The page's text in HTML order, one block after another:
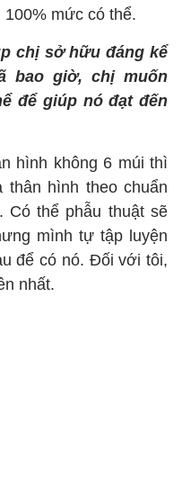
mức có thể.
chị sở hữu đáng kể
bao giờ, chị muốn
để giúp nó đạt đến
hình không 6 múi thì
hình theo chuẩn
thể phẫu thuật sẽ
mình tự tập luyện
để có nó. Đối với tôi,
nhất.